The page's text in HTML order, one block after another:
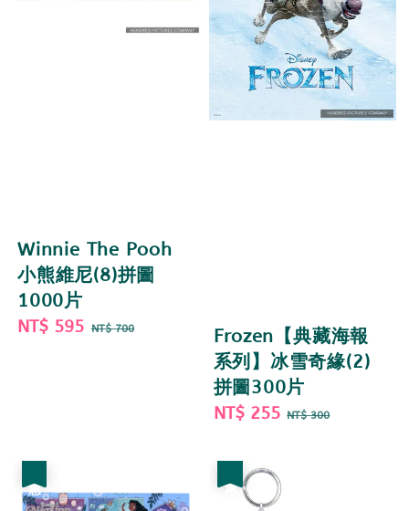
Winnie The Pooh
小熊維尼(8)拼圖
1000片
Sale
NT$ 595 Regular
NT$ 700
Frozen【典藏海報
系列】冰雪奇緣(2)
拼圖300片
Sale
NT$ 255 Regular
NT$ 300